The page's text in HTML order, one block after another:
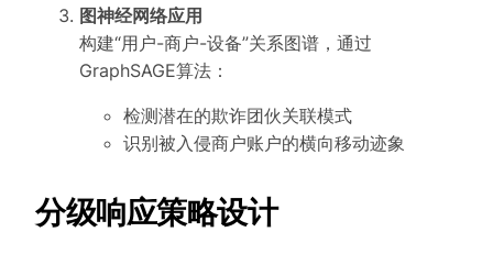
图神经网络应用
构建“用户-商户-设备”关系图谱，通过
GraphSAGE算法：
检测潜在的欺诈团伙关联模式
识别被入侵商户账户的横向移动迹象
分级响应策略设计